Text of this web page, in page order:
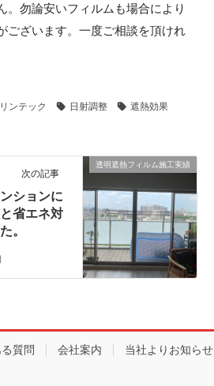
勿論安いフィルムも場合により
ございます。一度ご相談を頂けれ
リンテック 日射調整 遮熱効果
透明遮熱フィルム施工実績
次の記事
ションに
省エネ対
。
質問 会社案内 当社よりお知らせ